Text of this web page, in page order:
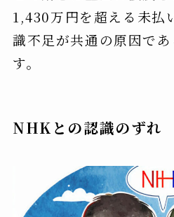
1,430万円を超える未払
識不足が共通の原因で
す。
NHKとの認識のずれ